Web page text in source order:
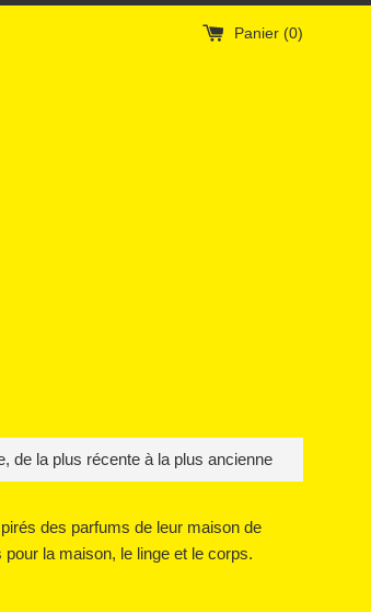
Panier (0)
des parfums de leur maison de
la maison, le linge et le corps.